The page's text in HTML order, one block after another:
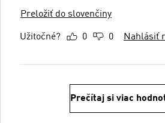
Preložiť do slovenčiny
Užitočné? 0 0 Nahlásiť
Prečítaj si viac